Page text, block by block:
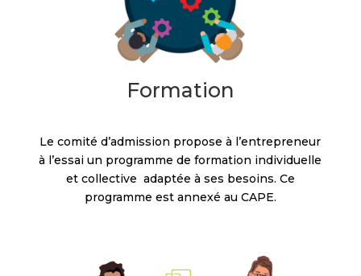
Formation
Le comité d’admission propose à l’entrepreneur
à l’essai un programme de formation individuelle
et collective adaptée à ses besoins. Ce
programme est annexé au CAPE.